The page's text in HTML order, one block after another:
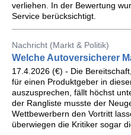
verliehen. In der Bewertung
Service berücksichtigt.
Nachricht (Markt & Politik)
Welche Autoversicherer
17.4.2026 (€) - Die
für einen Produktgeber in
auszusprechen, fällt höchst
der Rangliste musste der
Wettbewerbern den Vortritt
überwiegen die Kritiker sogar